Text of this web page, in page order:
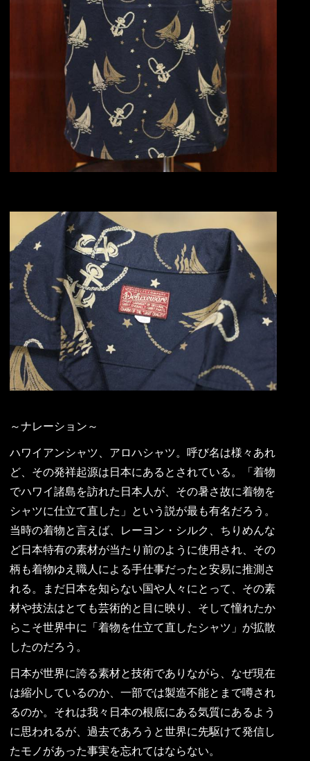
～ナレーション～
ハワイアンシャツ、アロハシャツ。呼び名は様々あれ
ど、その発祥起源は日本にあるとされている。「着物
でハワイ諸島を訪れた日本人が、その暑さ故に着物を
シャツに仕立て直した」という説が最も有名だろう。
当時の着物と言えば、レーヨン・シルク、ちりめんな
ど日本特有の素材が当たり前のように使用され、その
柄も着物ゆえ職人による手仕事だったと安易に推測さ
れる。まだ日本を知らない国や人々にとって、その素
材や技法はとても芸術的と目に映り、そして憧れたか
らこそ世界中に「着物を仕立て直したシャツ」が拡散
したのだろう。
日本が世界に誇る素材と技術でありながら、なぜ現在
は縮小しているのか、一部では製造不能とまで噂され
るのか。それは我々日本の根底にある気質にあるよう
に思われるが、過去であろうと世界に先駆けて発信し
たモノがあった事実を忘れてはならない。